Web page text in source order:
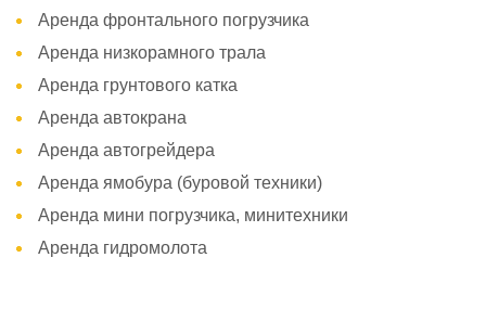
Аренда фронтального погрузчика
Аренда низкорамного трала
Аренда грунтового катка
Аренда автокрана
Аренда автогрейдера
Аренда ямобура (буровой техники)
Аренда мини погрузчика, минитехники
Аренда гидромолота